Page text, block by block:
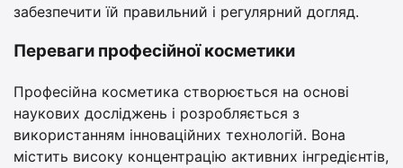
забезпечити їй правильний і регулярний догляд.
Переваги професійної косметики
Професійна косметика створюється на основі
наукових досліджень і розробляється з
використанням інноваційних технологій. Вона
містить високу концентрацію активних інгредієнтів,